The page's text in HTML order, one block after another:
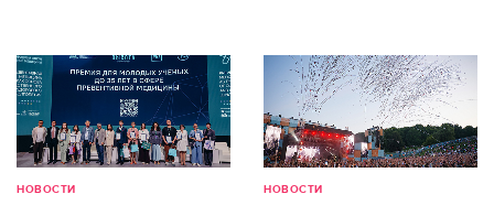
НОВОСТИ НОВОСТИ